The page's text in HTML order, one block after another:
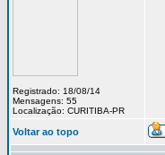
Registrado: 18/08/14
Mensagens: 55
Localização: CURITIBA-PR
Voltar ao topo